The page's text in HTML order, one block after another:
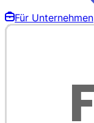
Für Unternehmen